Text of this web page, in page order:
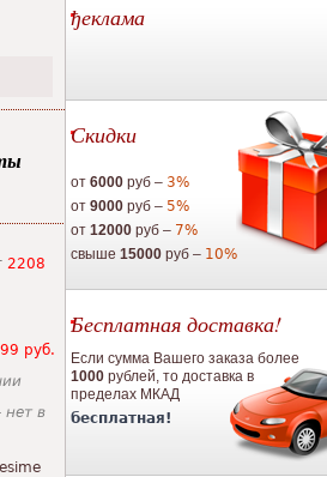
2208
руб.
нет в
ђеклама
Скидки
от 6000 руб – 3%
от 9000 руб – 5%
от 12000 руб – 7%
свыше 15000 руб – 10%
Бесплатная доставка!
Если сумма Вашего заказа более
1000 рублей, то доставка в
пределах МКАД
бесплатная!